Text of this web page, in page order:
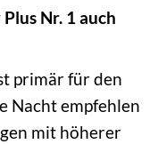
Nr. 1 auch
primär für den
Nacht empfehlen
mit höherer